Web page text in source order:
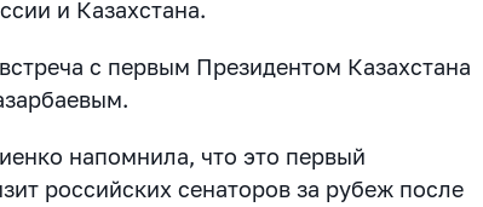
и Казахстана.
с первым Президентом Казахстана
напомнила, что это первый
российских сенаторов за рубеж после